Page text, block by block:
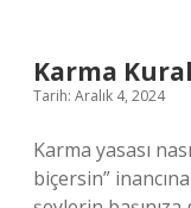
Karma
Tarih: Aralık 4, 2024
Karma yasası
biçersin”